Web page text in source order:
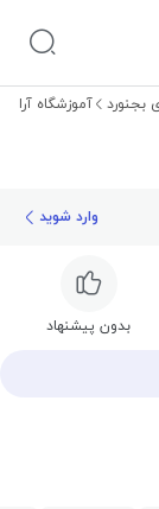
بجنورد آموزشگاه
وارد شوید
بدون پیشنهاد